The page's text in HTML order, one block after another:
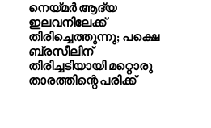
നെയ്മർ ആദ്യ
ഇലവനിലേക്ക്
തിരിച്ചെത്തുന്നു; പക്ഷെ
ബ്രസീലിന്
തിരിച്ചടിയായി മറ്റൊരു
താരത്തിന്റെ പരിക്ക്